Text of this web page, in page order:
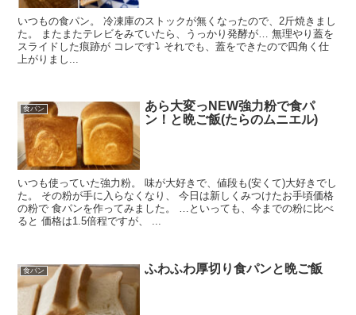
いつもの食パン。 冷凍庫のストックが無くなったので、2斤焼きまし
た。 またまたテレビをみていたら、うっかり発酵が… 無理やり蓋を
スライドした痕跡が コレです⤵︎ それでも、蓋をできたので四角く仕
上がりまし...
食パン
あら大変っNEW強力粉で食パ
ン！と晩ご飯(たらのムニエル)
いつも使っていた強力粉。 味が大好きで、値段も(安くて)大好きでし
た。 その粉が手に入らなくなり、 今日は新しくみつけたお手頃価格
の粉で 食パンを作ってみました。 …といっても、今までの粉に比べ
ると 価格は1.5倍程ですが、 ...
食パン ふわふわ厚切り食パンと晩ご飯